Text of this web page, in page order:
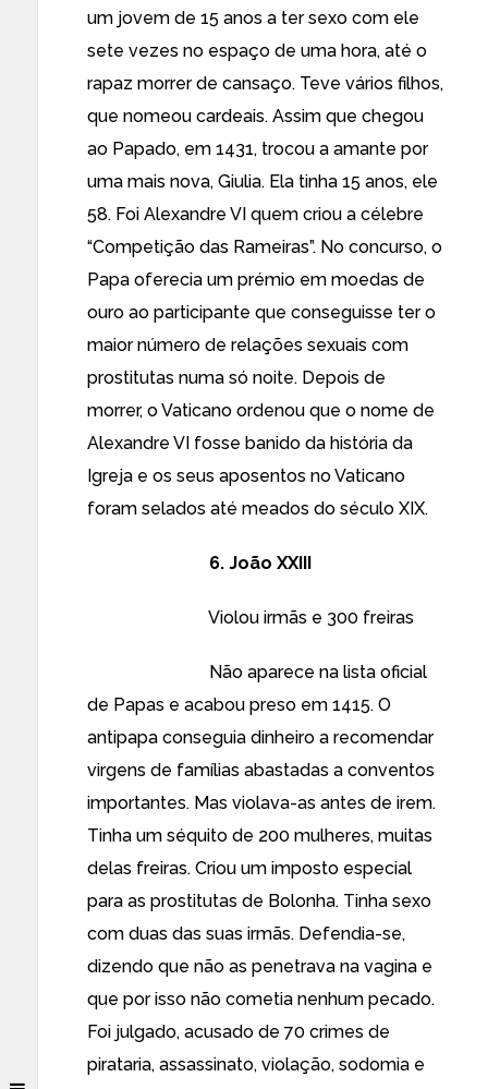
um jovem de 15 anos a ter sexo com ele
sete vezes no espaço de uma hora, até o
rapaz morrer de cansaço. Teve vários filhos,
que nomeou cardeais. Assim que chegou
ao Papado, em 1431, trocou a amante por
uma mais nova, Giulia. Ela tinha 15 anos, ele
58. Foi Alexandre VI quem criou a célebre
“Competição das Rameiras”. No concurso, o
Papa oferecia um prémio em moedas de
ouro ao participante que conseguisse ter o
maior número de relações sexuais com
prostitutas numa só noite. Depois de
morrer, o Vaticano ordenou que o nome de
Alexandre VI fosse banido da história da
Igreja e os seus aposentos no Vaticano
foram selados até meados do século XIX.
6. João XXIII
Violou irmãs e 300 freiras
Não aparece na lista oficial
de Papas e acabou preso em 1415. O
antipapa conseguia dinheiro a recomendar
virgens de famílias abastadas a conventos
importantes. Mas violava-as antes de irem.
Tinha um séquito de 200 mulheres, muitas
delas freiras. Criou um imposto especial
para as prostitutas de Bolonha. Tinha sexo
com duas das suas irmãs. Defendia-se,
dizendo que não as penetrava na vagina e
que por isso não cometia nenhum pecado.
Foi julgado, acusado de 70 crimes de
pirataria, assassinato, violação, sodomia e